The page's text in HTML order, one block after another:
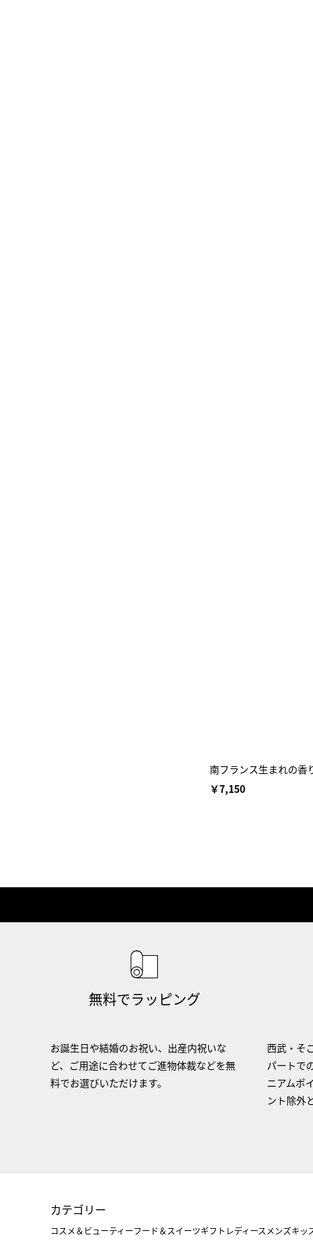
南フランス生まれの香
￥7,150
無料でラッピング
お誕生日や結婚のお祝い、出産内祝いな
ど、ご用途に合わせてご進物体裁などを無
料でお選びいただけます。
西武・そ
パートで
ニアムポ
ント除外
カテゴリー
コスメ＆ビューティーフード＆スイーツギフト レディース メンズキッ